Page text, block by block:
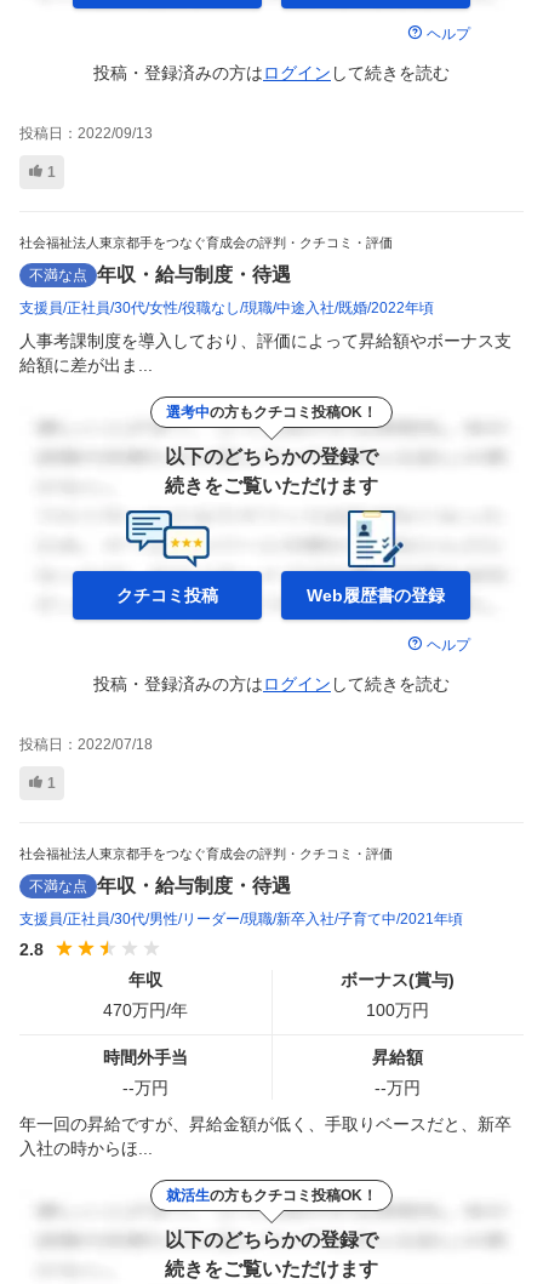
ヘルプ
投稿・登録済みの方はログイン して続きを読む
投稿日： 2022/09/13
1
社会福祉法人東京都手をつなぐ育成会の評判・クチコミ・評価
不満な点 年収・給与制度・待遇
支援員 正社員 30代 女性 役職なし 現職 中途入社 既婚 2022年頃
人事考課制度を導入しており、評価によって昇給額やボーナス支
給額に差が出ま...
選考中の方もクチコミ投稿OK！
以下のどちらかの登録で
続きをご覧いただけます
クチコミ投稿 Web履歴書の登録
ヘルプ
投稿・登録済みの方はログイン して続きを読む
投稿日： 2022/07/18
1
社会福祉法人東京都手をつなぐ育成会の評判・クチコミ・評価
不満な点 年収・給与制度・待遇
支援員 正社員 30代 男性 リーダー 現職 新卒入社 子育て中 2021年頃
2.8
年収
470万円/年
ボーナス(賞与)
100万円
時間外手当
--万円
昇給額
--万円
年一回の昇給ですが、昇給金額が低く、手取りベースだと、新卒
入社の時からほ...
就活生の方もクチコミ投稿OK！
以下のどちらかの登録で
続きをご覧いただけます